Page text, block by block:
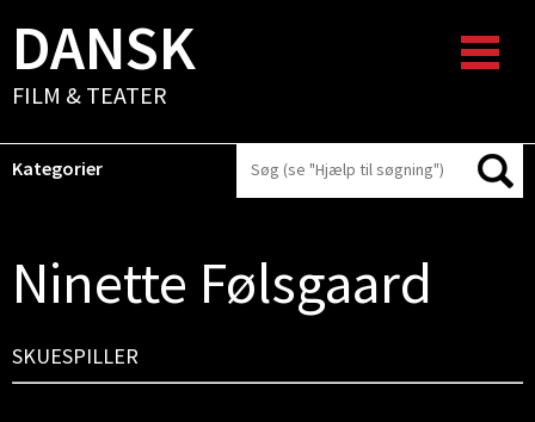
DANSK
FILM & TEATER
Kategorier
Ninette Følsgaard
SKUESPILLER